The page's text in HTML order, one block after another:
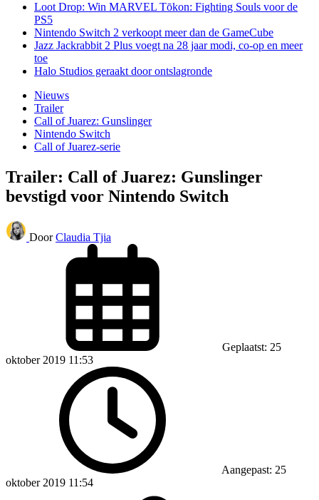
Loot Drop: Win MARVEL Tōkon: Fighting Souls voor de
PS5
Nintendo Switch 2 verkoopt meer dan de GameCube
Jazz Jackrabbit 2 Plus voegt na 28 jaar modi, co-op en meer
toe
Halo Studios geraakt door ontslagronde
Nieuws
Trailer
Call of Juarez: Gunslinger
Nintendo Switch
Call of Juarez-serie
Trailer: Call of Juarez: Gunslinger
bevstigd voor Nintendo Switch
Door Claudia Tjia
Geplaatst: 25
oktober 2019 11:53
Aangepast: 25
oktober 2019 11:54